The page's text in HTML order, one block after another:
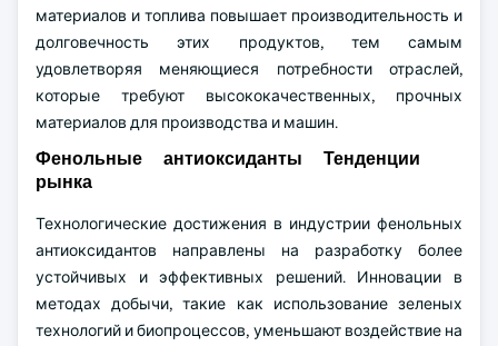
материалов и топлива повышает производительность и
долговечность этих продуктов, тем самым
удовлетворяя меняющиеся потребности отраслей,
которые требуют высококачественных, прочных
материалов для производства и машин.
Фенольные антиоксиданты Тенденции
рынка
Технологические достижения в индустрии фенольных
антиоксидантов направлены на разработку более
устойчивых и эффективных решений. Инновации в
методах добычи, такие как использование зеленых
технологий и биопроцессов, уменьшают воздействие на